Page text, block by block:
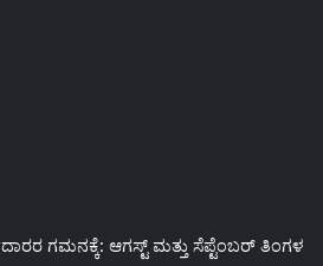
ಗಮನಕ್ಕೆ: ಆಗಸ್ಟ್ ಮತ್ತು ಸೆಪ್ಟೆಂಬರ್ ತಿಂಗಳ